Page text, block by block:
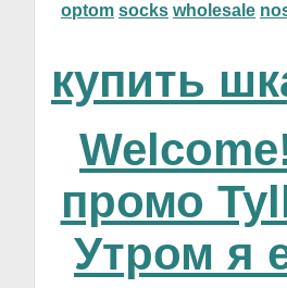
optom socks wholesale
купить
промо
Утром я